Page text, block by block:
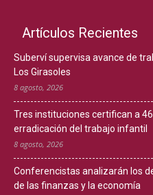
Artículos Recientes
Suberví supervisa avance de
Los Girasoles
8 agosto, 2026
Tres instituciones certifican a
erradicación del trabajo infantil
8 agosto, 2026
Conferencistas analizarán los
de las finanzas y la economía